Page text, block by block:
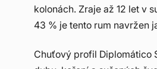
kolonách. Zraje až 12 let v
43 % je tento rum navržen
Chuťový profil Diplomático